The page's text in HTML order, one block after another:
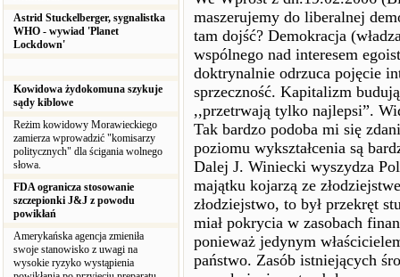
Astrid Stuckelberger, sygnalistka
WHO - wywiad 'Planet
Lockdown'
Kowidowa żydokomuna szykuje
sądy kiblowe
Reżim kowidowy Morawieckiego
zamierza wprowadzić "komisarzy
politycznych" dla ścigania wolnego
słowa.
FDA ogranicza stosowanie
szczepionki J&J z powodu
powikłań
Amerykańska agencja zmieniła
swoje stanowisko z uwagi na
wysokie ryzyko wystąpienia
maszerujemy do liberalnej
tam dojść? Demokracja
wspólnego nad interesem
doktrynalnie odrzuca pojęcie
sprzeczność. Kapitalizm
,,przetrwają tylko najlepsi”.
Tak bardzo podoba mi się
poziomu wykształcenia są
Dalej J. Winiecki wyszydza
majątku kojarzą ze
złodziejstwo, to był przekręt
miał pokrycia w zasobach
ponieważ jedynym
państwo. Zasób istniejących